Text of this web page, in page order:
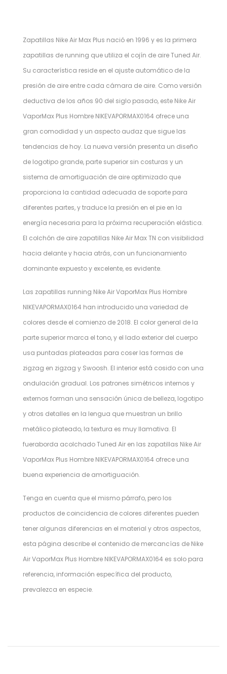
Zapatillas Nike Air Max Plus nació en 1996 y es la primera
zapatillas de running que utiliza el cojín de aire Tuned Air.
Su característica reside en el ajuste automático de la
presión de aire entre cada cámara de aire. Como versión
deductiva de los años 90 del siglo pasado, este Nike Air
VaporMax Plus Hombre NIKEVAPORMAX0164 ofrece una
gran comodidad y un aspecto audaz que sigue las
tendencias de hoy. La nueva versión presenta un diseño
de logotipo grande, parte superior sin costuras y un
sistema de amortiguación de aire optimizado que
proporciona la cantidad adecuada de soporte para
diferentes partes, y traduce la presión en el pie en la
energía necesaria para la próxima recuperación elástica.
El colchón de aire zapatillas Nike Air Max TN con visibilidad
hacia delante y hacia atrás, con un funcionamiento
dominante expuesto y excelente, es evidente.
Las zapatillas running Nike Air VaporMax Plus Hombre
NIKEVAPORMAX0164 han introducido una variedad de
colores desde el comienzo de 2018. El color general de la
parte superior marca el tono, y el lado exterior del cuerpo
usa puntadas plateadas para coser las formas de
zigzag en zigzag y Swoosh. El interior está cosido con una
ondulación gradual. Los patrones simétricos internos y
externos forman una sensación única de belleza, logotipo
y otros detalles en la lengua que muestran un brillo
metálico plateado, la textura es muy llamativa. El
fueraborda acolchado Tuned Air en las zapatillas Nike Air
VaporMax Plus Hombre NIKEVAPORMAX0164 ofrece una
buena experiencia de amortiguación.
Tenga en cuenta que el mismo párrafo, pero los
productos de coincidencia de colores diferentes pueden
tener algunas diferencias en el material y otros aspectos,
esta página describe el contenido de mercancías de Nike
Air VaporMax Plus Hombre NIKEVAPORMAX0164 es solo para
referencia, información específica del producto,
prevalezca en especie.